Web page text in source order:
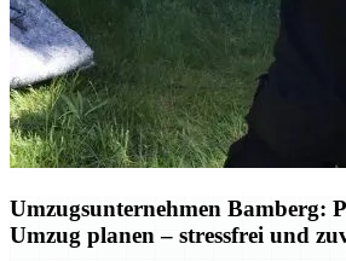
Umzugsunternehmen Bamberg:
Umzug planen – stressfrei und